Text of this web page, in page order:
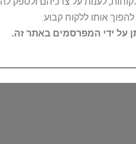
אותו ללקוח קבוע.
על ידי המפרסמים באתר זה.